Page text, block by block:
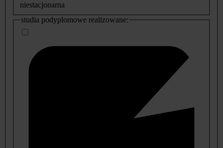
niestacjonarna
studia podyplomowe realizowane: